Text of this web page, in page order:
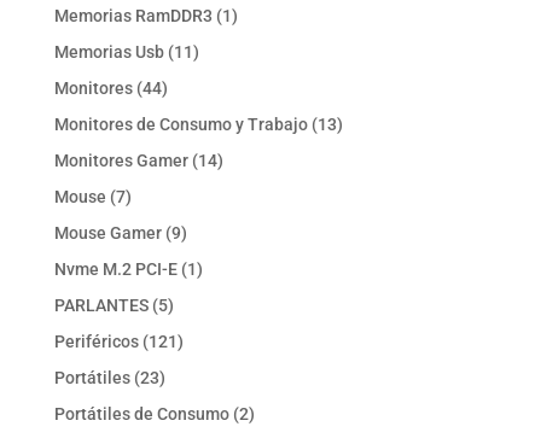
Memorias RamDDR3 11
Memorias Usb 1111
Monitores 4444
productos
Monitores de Consumo y Trabajo 1313
Monitores Gamer 1414
Mouse 77
productos
Mouse Gamer 99
productos
Nvme M.2 PCI-E 11
PARLANTES 55
productos
Periféricos 121121
Portátiles 2323
productos
Portátiles de Consumo 22